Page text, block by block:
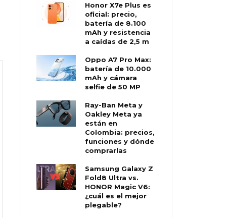
Honor X7e Plus es
oficial: precio,
batería de 8.100
mAh y resistencia
a caídas de 2,5 m
Oppo A7 Pro Max:
batería de 10.000
mAh y cámara
selfie de 50 MP
Ray-Ban Meta y
Oakley Meta ya
están en
Colombia: precios,
funciones y dónde
comprarlas
Samsung Galaxy Z
Fold8 Ultra vs.
HONOR Magic V6:
¿cuál es el mejor
plegable?